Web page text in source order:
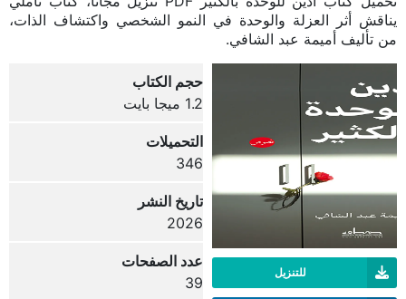
يناقش أثر العزلة والوحدة في النمو الشخصي واكتشاف الذات،
من تأليف أميمة عبد الشافي.
للتنزيل
حجم الكتاب
1.2 ميجا بايت
التحميلات
346
تاريخ النشر
2026
عدد الصفحات
39